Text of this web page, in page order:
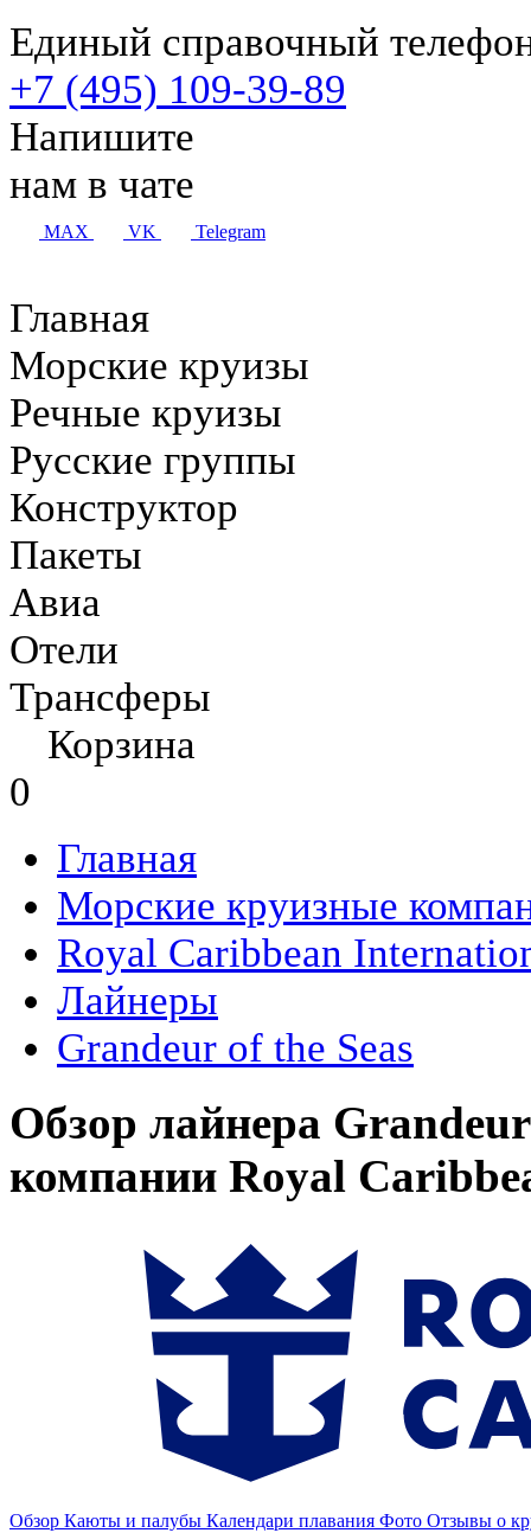
Единый справочный
+7 (495) 109-39-89
Напишите
нам в чате
MAX VK Telegram
Главная
Морские круизы
Речные круизы
Русские группы
Конструктор
Пакеты
Авиа
Отели
Трансферы
Корзина
0
Главная
Морские круизные
Royal Caribbean
Лайнеры
Grandeur of the Seas
Обзор лайнера
компании Royal
Обзор Каюты и палубы Календари плавания Фото Отзывы о